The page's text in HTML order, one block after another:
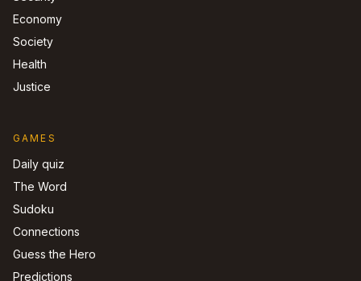
Economy
Society
Health
Justice
GAMES
Daily quiz
The Word
Sudoku
Connections
Guess the Hero
Predictions